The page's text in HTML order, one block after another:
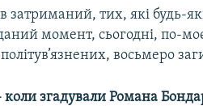
затриманий, тих, які будь-
момент, сьогодні, по-
восьмеро
– коли згадували Романа